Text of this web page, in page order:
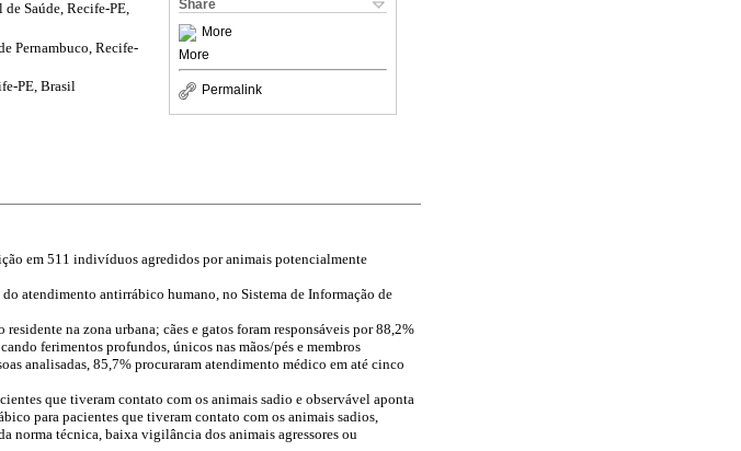
Share
More
More
Permalink
Saúde, Recife-PE,
Pernambuco, Recife-
PE, Brasil
em 511 indivíduos agredidos por animais potencialmente
atendimento antirrábico humano, no Sistema de Informação de
na zona urbana; cães e gatos foram responsáveis por 88,2%
ferimentos profundos, únicos nas mãos/pés e membros
analisadas, 85,7% procuraram atendimento médico em até cinco
que tiveram contato com os animais sadio e observável aponta
para pacientes que tiveram contato com os animais sadios,
norma técnica, baixa vigilância dos animais agressores ou